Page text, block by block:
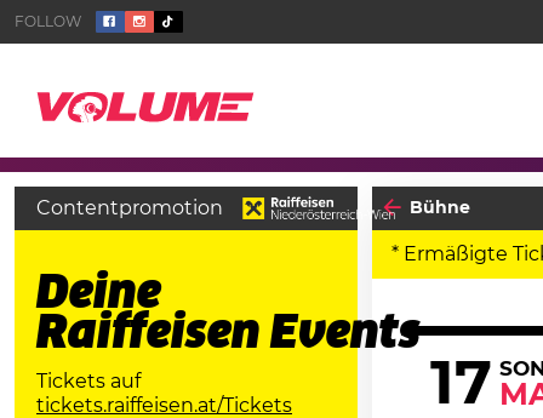
Bühne
* Ermäßigte
17
Contentpromotion
Deine
Raiffeisen Events
Tickets auf
tickets.raiffeisen.at/Tickets